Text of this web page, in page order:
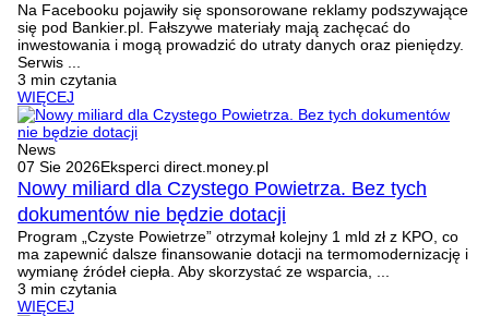
Na Facebooku pojawiły się sponsorowane reklamy podszywające
się pod Bankier.pl. Fałszywe materiały mają zachęcać do
inwestowania i mogą prowadzić do utraty danych oraz pieniędzy.
Serwis ...
3 min czytania
WIĘCEJ
News
07 Sie 2026Eksperci direct.money.pl
Nowy miliard dla Czystego Powietrza. Bez tych
dokumentów nie będzie dotacji
Program „Czyste Powietrze” otrzymał kolejny 1 mld zł z KPO, co
ma zapewnić dalsze finansowanie dotacji na termomodernizację i
wymianę źródeł ciepła. Aby skorzystać ze wsparcia, ...
3 min czytania
WIĘCEJ